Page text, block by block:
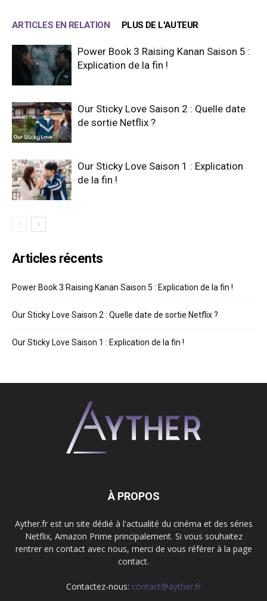
ARTICLES EN RELATION PLUS DE L'AUTEUR
Power Book 3 Raising Kanan Saison 5 :
Explication de la fin !
Our Sticky Love Saison 2 : Quelle date
de sortie Netflix ?
Our Sticky Love Saison 1 : Explication
de la fin !
Articles récents
Power Book 3 Raising Kanan Saison 5 : Explication de la fin !
Our Sticky Love Saison 2 : Quelle date de sortie Netflix ?
Our Sticky Love Saison 1 : Explication de la fin !
À PROPOS
Ayther.fr est un site dédié à l'actualité du cinéma et des séries
Netflix, Amazon Prime principalement. Si vous souhaitez
rentrer en contact avec nous, merci de vous référer à la page
contact.
Contactez-nous: contact@ayther.fr